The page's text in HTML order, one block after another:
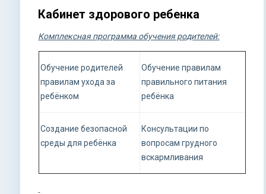
Кабинет здорового ребенка
Комплексная программа обучения родителей:
Обучение родителей
правилам ухода за
ребёнком
Обучение правилам
правильного питания
ребёнка
Создание безопасной
среды для ребёнка
Консультации по
вопросам грудного
вскармливания